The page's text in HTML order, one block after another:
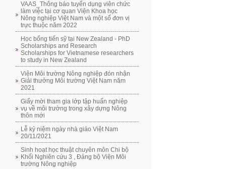
VAAS_Thông báo tuyển dụng viên chức
làm việc tại cơ quan Viện Khoa học
Nông nghiệp Việt Nam và một số đơn vị
trực thuộc năm 2022
Học bổng tiến sỹ tại New Zealand - PhD
Scholarships and Research
Scholarships for Vietnamese researchers
to study in New Zealand
Viện Môi trường Nông nghiệp đón nhận
Giải thưởng Môi trường Việt Nam năm
2021
Giấy mời tham gia lớp tập huấn nghiệp
vụ về môi trường trong xây dựng Nông
thôn mới
Lễ kỷ niệm ngày nhà giáo Việt Nam
20/11/2021
Sinh hoạt học thuật chuyên môn Chi bộ
Khối Nghiên cứu 3 , Đảng bộ Viện Môi
trường Nông nghiệp